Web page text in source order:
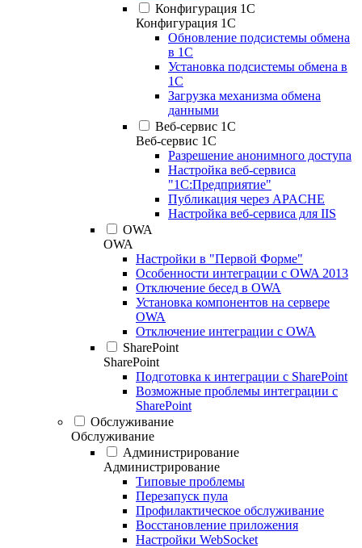
Конфигурация 1С
Конфигурация 1С
Обновление подсистемы обмена
в 1С
Установка подсистемы обмена в
1С
Загрузка механизма обмена
данными
Веб-сервис 1С
Веб-сервис 1С
Разрешение анонимного доступа
Настройка веб-сервиса
"1С:Предприятие"
Публикация через APACHE
Настройка веб-сервиса для IIS
OWA
OWA
Настройки в "Первой Форме"
Особенности интеграции с OWA 2013
Отключение бесед в OWA
Установка компонентов на сервере
OWA
Отключение интеграции с OWA
SharePoint
SharePoint
Подготовка к интеграции с SharePoint
Возможные проблемы интеграции с
SharePoint
Обслуживание
Обслуживание
Администрирование
Администрирование
Типовые проблемы
Перезапуск пула
Профилактическое обслуживание
Восстановление приложения
Настройки WebSocket